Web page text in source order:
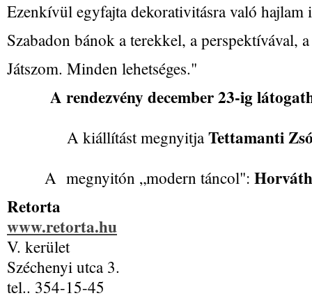
Ezenkívül egyfajta dekorativitásra való hajlam
Szabadon bánok a terekkel, a perspektívával,
Játszom. Minden lehetséges."
A rendezvény december 23-ig
A kiállítást megnyitjaTettamanti
A megnyitón „modern táncol":
Retorta
www.retorta.hu
V. kerület
Széchenyi utca 3.
tel.. 354-15-45